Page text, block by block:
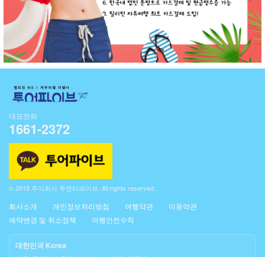
대표전화
1661-2372
© 2015 주식회사 투엔티파이브. All rights reserved.
회사소개 개인정보처리방침 여행약관
이용약관
예약변경 및 취소정책
여행안전수칙
대한민국 Korea